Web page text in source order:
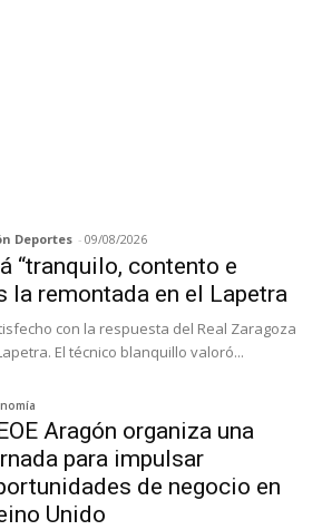
Deportes - 09/08/2026
“tranquilo, contento e
la remontada en el Lapetra
con la respuesta del Real Zaragoza
El técnico blanquillo valoró...
Aragón organiza una
para impulsar
de negocio en
Unido